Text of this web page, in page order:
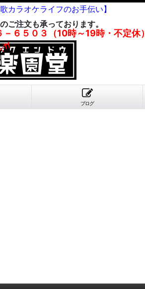
カラオケライフのお手伝い】
ご注文も承っております。
６５０３（10時～19時・不定休）
ブログ